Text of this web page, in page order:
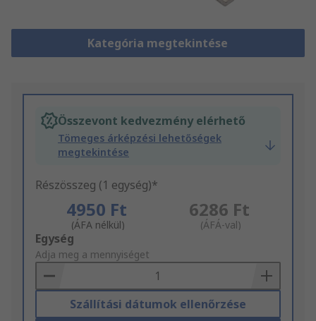
Kategória megtekintése
Összevont kedvezmény elérhető
Tömeges árképzési lehetőségek
megtekintése
Részösszeg (1 egység)*
4950 Ft
(ÁFA nélkül)
6286 Ft
(ÁFÁ-val)
Add
to
Basket
Egység
Adja meg a mennyiséget
Szállítási dátumok ellenőrzése